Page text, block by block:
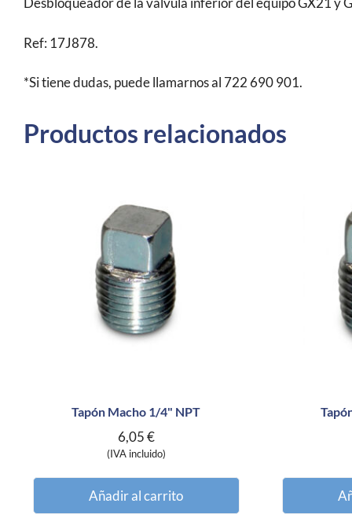
Ref: 17J878.
*Si tiene dudas, puede llamarnos al 722 690 901.
Productos relacionados
Tapón Macho 1/4" NPT
6,05€
(IVA incluido)
Añadir al carrito